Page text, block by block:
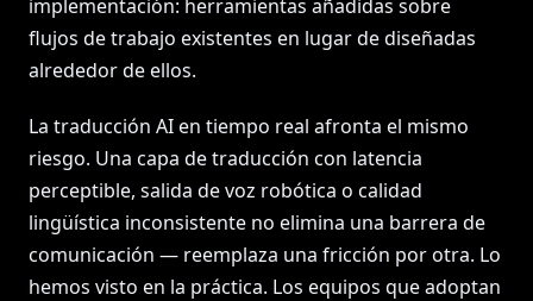
implementación: herramientas añadidas sobre
flujos de trabajo existentes en lugar de diseñadas
alrededor de ellos.
La traducción AI en tiempo real afronta el mismo
riesgo. Una capa de traducción con latencia
perceptible, salida de voz robótica o calidad
lingüística inconsistente no elimina una barrera de
comunicación — reemplaza una fricción por otra. Lo
hemos visto en la práctica. Los equipos que adoptan